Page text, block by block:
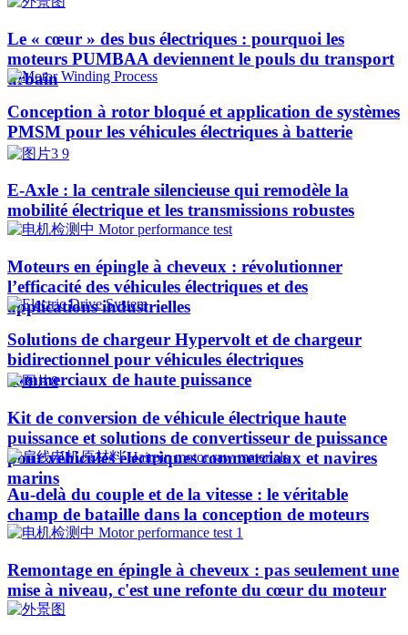
Le « cœur » des bus électriques : pourquoi les
moteurs PUMBAA deviennent le pouls du transport
urbain
Conception à rotor bloqué et application de systèmes
PMSM pour les véhicules électriques à batterie
E-Axle : la centrale silencieuse qui remodèle la
mobilité électrique et les transmissions robustes
Moteurs en épingle à cheveux : révolutionner
l’efficacité des véhicules électriques et des
applications industrielles
Solutions de chargeur Hypervolt et de chargeur
bidirectionnel pour véhicules électriques
commerciaux de haute puissance
Kit de conversion de véhicule électrique haute
puissance et solutions de convertisseur de puissance
pour véhicules électriques commerciaux et navires
marins
Au-delà du couple et de la vitesse : le véritable
champ de bataille dans la conception de moteurs
Remontage en épingle à cheveux : pas seulement une
mise à niveau, c'est une refonte du cœur du moteur